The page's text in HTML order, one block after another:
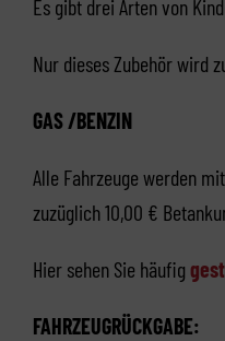
Es gibt drei Arten von
Nur dieses Zubehör wird
GAS /BENZIN
Alle Fahrzeuge werden
zuzüglich 10,00 €
Hier sehen Sie häufig
FAHRZEUGRÜCKGABE: